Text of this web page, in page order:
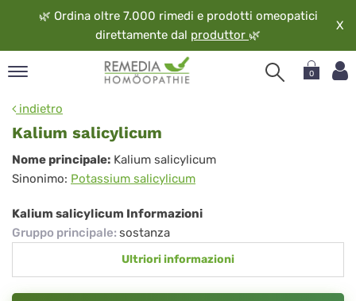
🌿 Ordina oltre 7.000 rimedi e prodotti omeopatici
direttamente dal produttor 🌿
X
0
indietro
Kalium salicylicum
Kalium
salicylicum
Nome principale: Kalium salicylicum
Sinonimo: Potassium salicylicum
Kalium salicylicum Informazioni
Gruppo principale: sostanza
Ultriori informazioni